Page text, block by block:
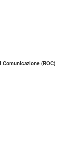
(ROC)